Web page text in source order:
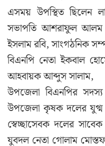
এসময় উপস্থিত ছিলেন
সভাপতি আশরাফুল আলম
ইসলাম রবি, সাংগঠনিক
বিএনপি নেতা ইকবাল
আহবায়ক আব্দুস সালাম,
উপজেলা বিএনপির
উপজেলা কৃষক দলের যুগ্ম
স্বেচ্ছাসেবক দলের
যুবদল নেতা গোলাম